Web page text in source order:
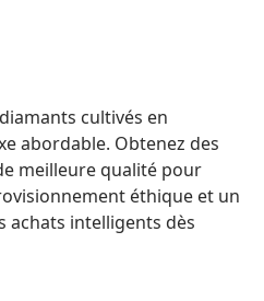
cultivés en
abordable. Obtenez des
meilleure qualité pour
éthique et un
achats intelligents dès